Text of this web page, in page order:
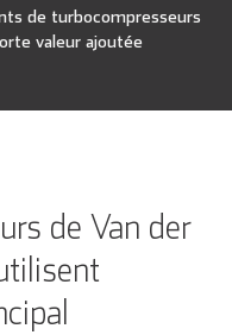
de turbocompresseurs
valeur ajoutée
de Van der